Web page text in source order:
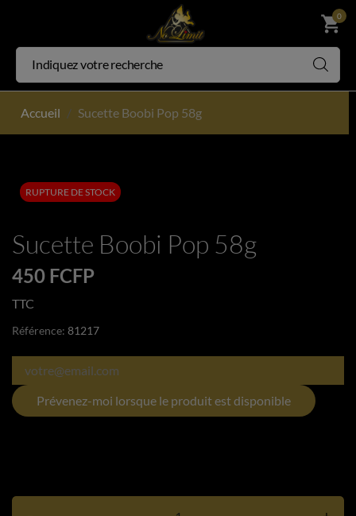
shopping_cart
0
Accueil Sucette Boobi Pop 58g
RUPTURE DE STOCK
Sucette Boobi Pop 58g
450 FCFP
TTC
Référence: 81217
Prévenez-moi lorsque le produit est disponible